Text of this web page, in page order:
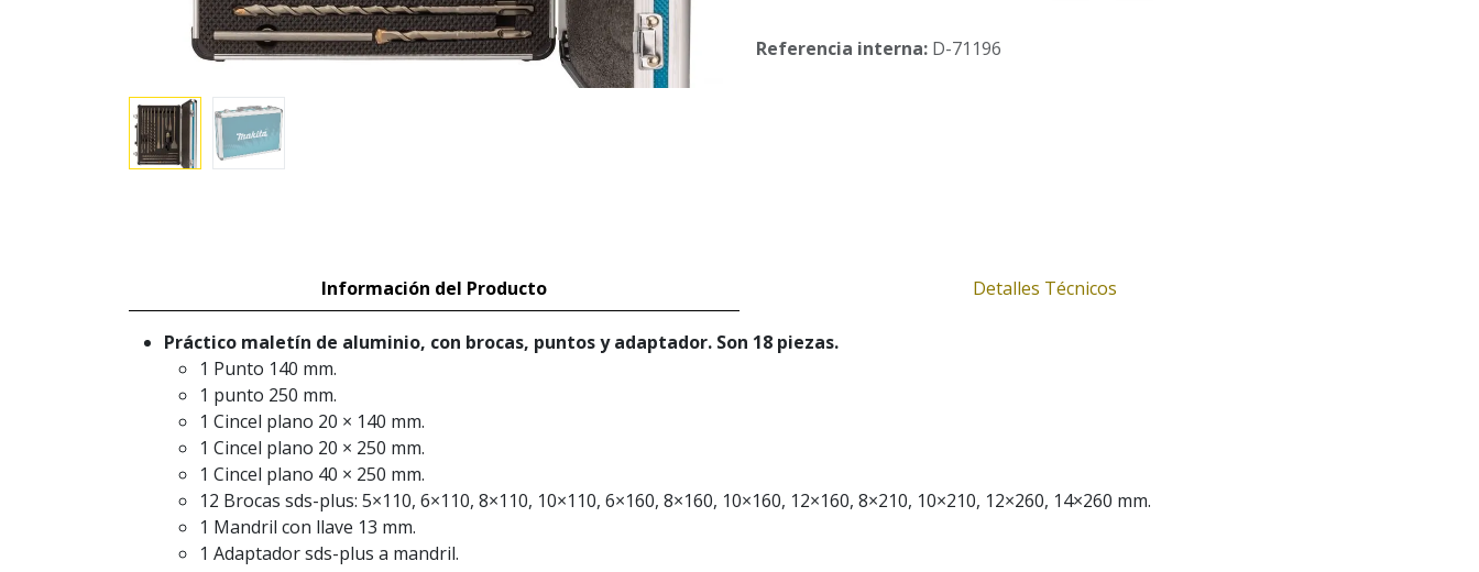
Referencia interna: D-71196
Información del Producto Detalles Técnicos
Práctico maletín de aluminio, con brocas, puntos y adaptador. Son 18 piezas.
1 Punto 140 mm.
1 punto 250 mm.
1 Cincel plano 20 × 140 mm.
1 Cincel plano 20 × 250 mm.
1 Cincel plano 40 × 250 mm.
12 Brocas sds-plus: 5×110, 6×110, 8×110, 10×110, 6×160, 8×160, 10×160, 12×160, 8×210, 10×210, 12×260, 14×260 mm.
1 Mandril con llave 13 mm.
1 Adaptador sds-plus a mandril.